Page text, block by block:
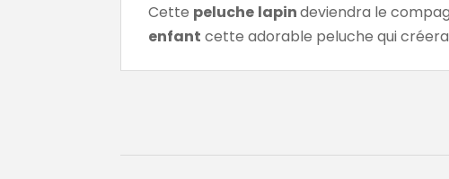
Cette peluche lapindeviendra le
enfant cette adorable peluche qui créera